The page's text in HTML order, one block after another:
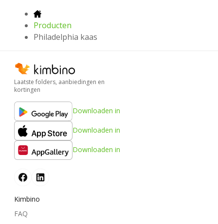
Producten
Philadelphia kaas
Laatste folders, aanbiedingen en
kortingen
Downloaden in
Downloaden in
Downloaden in
Kimbino
FAQ